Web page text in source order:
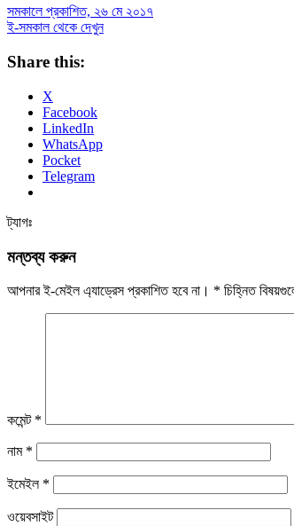
সমকালে প্রকাশিত, ২৬ মে ২০১৭
ই-সমকাল থেকে দেখুন
Share this:
X
Facebook
LinkedIn
WhatsApp
Pocket
Telegram
ট্যাগঃ
মন্তব্য করুন
আপনার ই-মেইল এ্যাড্রেস প্রকাশিত হবে না। * চিহ্নিত
কমেন্ট *
নাম *
ইমেইল *
ওয়েবসাইট